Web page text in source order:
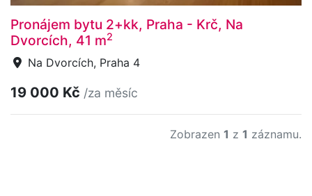
Pronájem bytu 2+kk, Praha - Krč, Na
Dvorcích, 41 m2
Na Dvorcích, Praha 4
19 000 Kč /za měsíc
Zobrazen 1 z 1 záznamu.